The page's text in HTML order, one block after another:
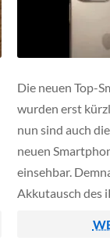
Die neuen Top-
wurden erst
nun sind auch
neuen
einsehbar.
Akkutausch des
bei den älteren